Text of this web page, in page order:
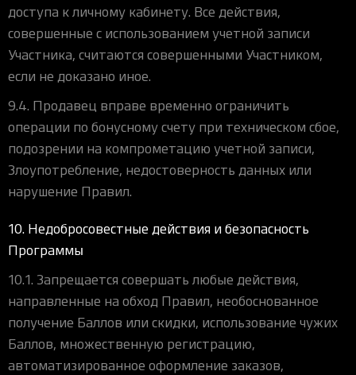
доступа к личному кабинету. Все действия,
совершенные с использованием учетной записи
Участника, считаются совершенными Участником,
если не доказано иное.
9.4. Продавец вправе временно ограничить
операции по бонусному счету при техническом сбое,
подозрении на компрометацию учетной записи,
Злоупотребление, недостоверность данных или
нарушение Правил.
10. Недобросовестные действия и безопасность
Программы
10.1. Запрещается совершать любые действия,
направленные на обход Правил, необоснованное
получение Баллов или скидки, использование чужих
Баллов, множественную регистрацию,
автоматизированное оформление заказов,